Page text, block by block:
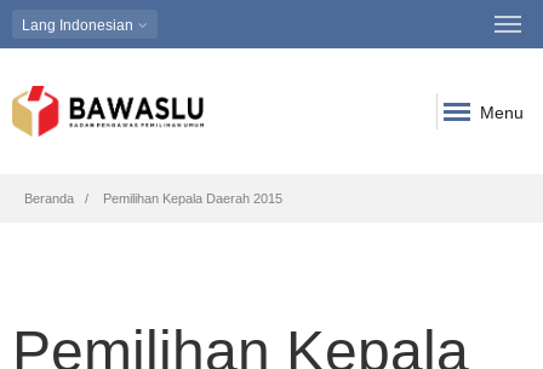
Lang Indonesian
Menu
Breadcrumb
Beranda Pemilihan Kepala Daerah 2015
Pemilihan Kepala